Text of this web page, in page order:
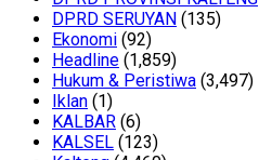
DPRD SERUYAN (135)
Ekonomi (92)
Headline (1,859)
Hukum & Peristiwa (3,497)
Iklan (1)
KALBAR (6)
KALSEL (123)